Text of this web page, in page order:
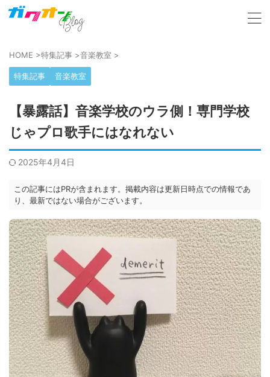
HOME >特集記事 >音楽教室 >
特集記事 音楽教室
【暴露話】音楽学校のウラ側！専門学校
じゃプロ歌手にはなれない
2025年4月4日
この記事にはPRが含まれます。掲載内容は更新日時点での情報であ
り、最新ではない場合がございます。